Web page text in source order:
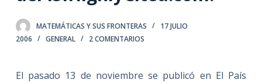
e
n
d
MATEMÁTICAS Y SUS FRONTERAS
17 JULIO
2006
GENERAL 2 COMENTARIOS
El pasado 13 de noviembre se publicó en El País